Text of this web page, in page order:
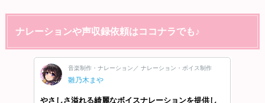
ナレーションや声収録依頼はココナラでも♪